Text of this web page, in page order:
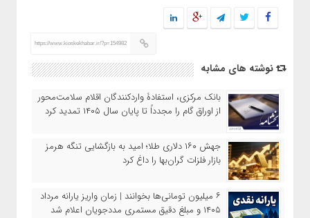
https://www.kioskekhabar.ir/?p=154982
نوشته های مشابه
بانک مرکزی، استفادۀ واردکنندگان اقلام سلامت‌محور
از اوراق گام را مجدداً تا پایان سال ۱۴۰۵ تمدید کرد
جهش ۱۶۰ دلاری طلا؛ امید به بازگشایی تنگه هرمز
بازار فلزات گران‌بها را داغ کرد
۶ میلیون تومانی‌ها بخوانند | زمان واریز یارانه مرداد
۱۴۰۵ و مبلغ دقیق مستمری مددجویان اعلام شد